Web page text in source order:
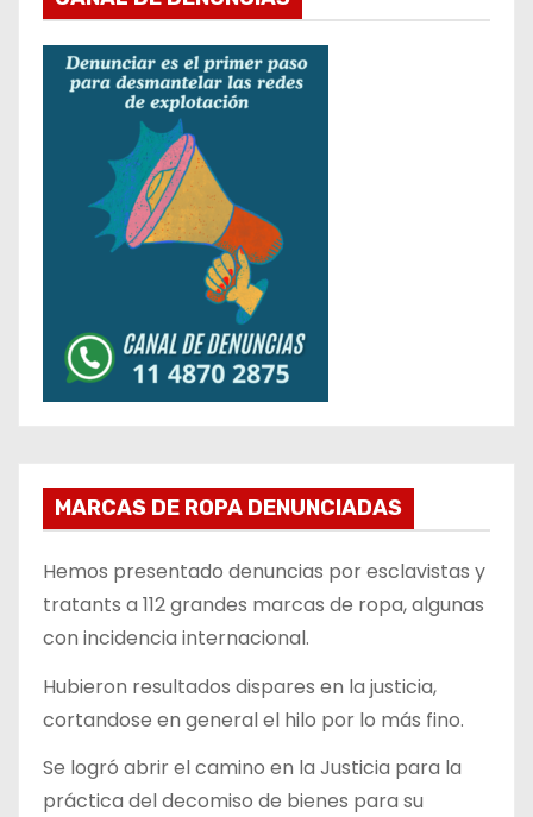
MARCAS DE ROPA DENUNCIADAS
Hemos presentado denuncias por esclavistas y
tratants a 112 grandes marcas de ropa, algunas
con incidencia internacional.
Hubieron resultados dispares en la justicia,
cortandose en general el hilo por lo más fino.
Se logró abrir el camino en la Justicia para la
práctica del decomiso de bienes para su